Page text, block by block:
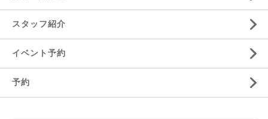
スタッフ紹介
イベント予約
予約